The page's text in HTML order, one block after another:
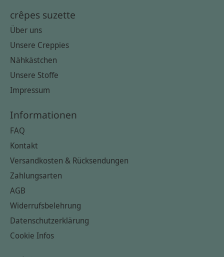
crêpes suzette
Über uns
Unsere Creppies
Nähkästchen
Unsere Stoffe
Impressum
Informationen
FAQ
Kontakt
Versandkosten & Rücksendungen
Zahlungsarten
AGB
Widerrufsbelehrung
Datenschutzerklärung
Cookie Infos